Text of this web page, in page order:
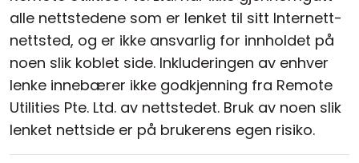
alle nettstedene som er lenket til sitt Internett-
nettsted, og er ikke ansvarlig for innholdet på
noen slik koblet side. Inkluderingen av enhver
lenke innebærer ikke godkjenning fra Remote
Utilities Pte. Ltd. av nettstedet. Bruk av noen slik
lenket nettside er på brukerens egen risiko.